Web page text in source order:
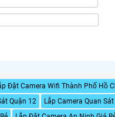
Đặt Camera Wifi Thành Phố Hồ
Quận 12
Lắp Camera Quan